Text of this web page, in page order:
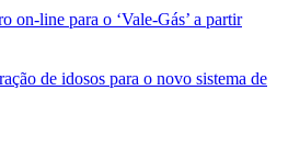
on-line para o ‘Vale-Gás’ a partir
de idosos para o novo sistema de